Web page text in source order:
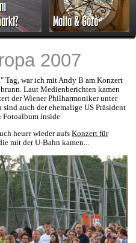
2007
Tag, war ich mit Andy B am Konzert
Laut Medienberichten kamen
der Wiener Philharmoniker unter
auch der ehemalige US Präsident
Fotoalbum inside
heuer wieder aufs Konzert für
mit der U-Bahn kamen...